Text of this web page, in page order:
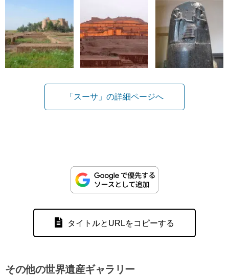
「スーサ」の詳細ページへ
タイトルとURLをコピーする
その他の世界遺産ギャラリー